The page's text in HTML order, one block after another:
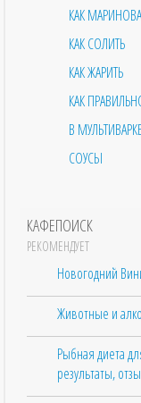
КАК
КАК СОЛИТЬ
КАК ЖАРИТЬ
КАК
В
СОУСЫ
КАФЕПОИСК
РЕКОМЕНДУЕТ
Новогодний
Животные и
Рыбная диета
результаты,